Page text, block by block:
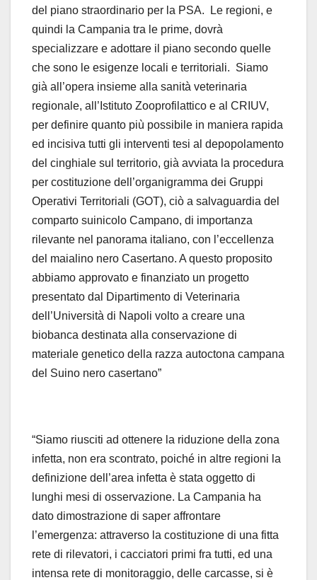
del piano straordinario per la PSA. Le regioni, e
quindi la Campania tra le prime, dovrà
specializzare e adottare il piano secondo quelle
che sono le esigenze locali e territoriali. Siamo
già all’opera insieme alla sanità veterinaria
regionale, all’Istituto Zooprofilattico e al CRIUV,
per definire quanto più possibile in maniera rapida
ed incisiva tutti gli interventi tesi al depopolamento
del cinghiale sul territorio, già avviata la procedura
per costituzione dell’organigramma dei Gruppi
Operativi Territoriali (GOT), ciò a salvaguardia del
comparto suinicolo Campano, di importanza
rilevante nel panorama italiano, con l’eccellenza
del maialino nero Casertano. A questo proposito
abbiamo approvato e finanziato un progetto
presentato dal Dipartimento di Veterinaria
dell’Università di Napoli volto a creare una
biobanca destinata alla conservazione di
materiale genetico della razza autoctona campana
del Suino nero casertano”
“Siamo riusciti ad ottenere la riduzione della zona
infetta, non era scontrato, poiché in altre regioni la
definizione dell’area infetta è stata oggetto di
lunghi mesi di osservazione. La Campania ha
dato dimostrazione di saper affrontare
l’emergenza: attraverso la costituzione di una fitta
rete di rilevatori, i cacciatori primi fra tutti, ed una
intensa rete di monitoraggio, delle carcasse, si è